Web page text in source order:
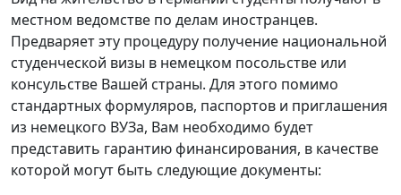
местном ведомстве по делам иностранцев.
Предваряет эту процедуру получение национальной
студенческой визы в немецком посольстве или
консульстве Вашей страны. Для этого помимо
стандартных формуляров, паспортов и приглашения
из немецкого ВУЗа, Вам необходимо будет
представить гарантию финансирования, в качестве
которой могут быть следующие документы: